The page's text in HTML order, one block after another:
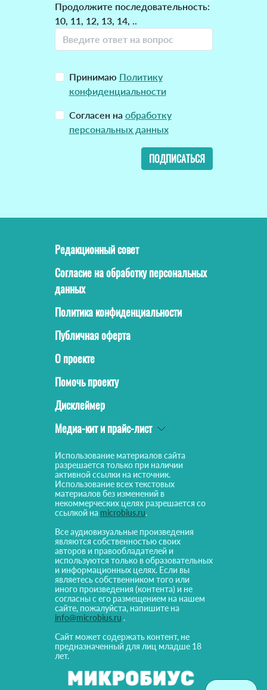
Продолжите последовательность:
10, 11, 12, 13, 14, ..
Принимаю Политику
конфиденциальности
Согласен на обработку
персональных данных
ПОДПИСАТЬСЯ
Редакционный совет
Согласие на обработку персональных
данных
Политика конфиденциальности
Публичная оферта
О проекте
Помочь проекту
Дисклеймер
Медиа-кит и прайс-лист
Использование материалов сайта
разрешается только при наличии
активной ссылки на источник.
Использование всех текстовых
материалов без изменений в
некоммерческих целях разрешается со
ссылкой на microbius.ru.
Все аудиовизуальные произведения
являются собственностью своих
авторов и правообладателей и
используются только в образовательных
и информационных целях. Если вы
являетесь собственником того или
иного произведения (контента) и не
согласны с его размещением на нашем
сайте, пожалуйста, напишите на
info@microbius.ru .
Сайт может содержать контент, не
предназначенный для лиц младше 18
лет.